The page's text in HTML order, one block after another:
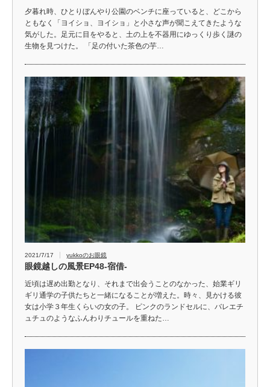
夕暮れ時、ひとりぼんやり公園のベンチに座っていると、どこから
ともなく「ヨイショ、ヨイショ」と小さな声が聞こえてきたような
気がした。足元に目をやると、土の上を不器用にゆっくり歩く謎の
生物を見つけた。 「足の付いた茶色の芋…
2021/7/17 yukkoのお眼鏡
眼鏡越しの風景EP48-宿借-
近頃は遅め出勤となり、それまで出会うことのなかった、始業ギリ
ギリ通学の子供たちと一緒になることが増えた。時々、見かける彼
女は小学３年生くらいの女の子。 ピンクのランドセルに、バレエチ
ュチュのようなふんわりチュールを重ねた…